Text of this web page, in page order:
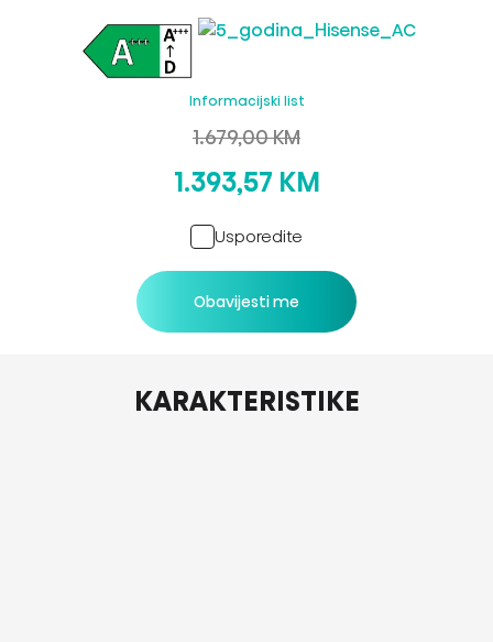
Informacijski list
1.679,00 KM
1.393,57 KM
Usporedite
Obavijesti me
KARAKTERISTIKE